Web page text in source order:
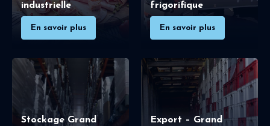
industrielle
En savoir plus
frigorifique
En savoir plus
Stockage Grand
Export – Grand